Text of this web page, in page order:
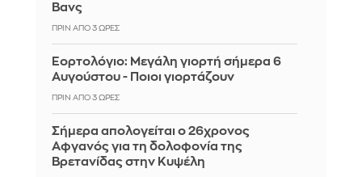
Βανς
ΠΡΙΝ ΑΠΌ 3 ΏΡΕΣ
Εορτολόγιο: Μεγάλη γιορτή σήμερα 6
Αυγούστου - Ποιοι γιορτάζουν
ΠΡΙΝ ΑΠΌ 3 ΏΡΕΣ
Σήμερα απολογείται ο 26χρονος
Αφγανός για τη δολοφονία της
Βρετανίδας στην Κυψέλη